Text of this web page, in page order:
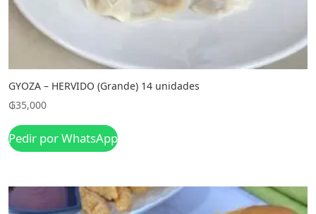
GYOZA – HERVIDO (Grande) 14 unidades
₲35,000
Pedir por WhatsApp